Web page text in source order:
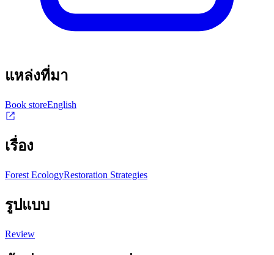
แหล่งที่มา
Book storeEnglish
เรื่อง
Forest EcologyRestoration Strategies
รูปแบบ
Review